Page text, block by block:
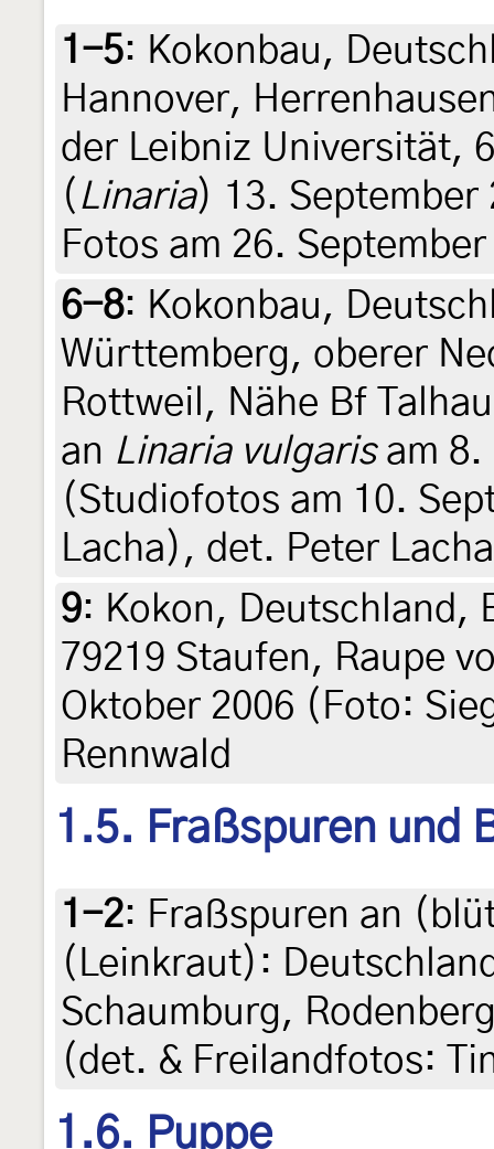
1-5: Kokonbau,
Hannover,
der Leibniz Universität,
( Linaria) 13.
Fotos am 26.
6-8: Kokonbau,
Württemberg, oberer
Rottweil, Nähe Bf
an Linaria vulgarisam 8.
(Studiofotos am 10.
Lacha), det. Peter Lacha
9: Kokon, Deutschland,
79219 Staufen, Raupe
Oktober 2006 (Foto:
Rennwald
1.5. Fraßspuren und
1-2: Fraßspuren an
(Leinkraut):
Schaumburg,
(det. & Freilandfotos:
1.6. Puppe